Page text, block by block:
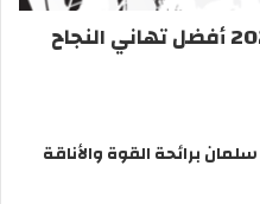
عبارات الف مبروك النجاح 2025 أفضل تهاني النجاح
برائحة القوة والأناقة